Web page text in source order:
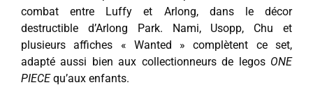
combat entre Luffy et Arlong, dans le décor
destructible d’Arlong Park. Nami, Usopp, Chu et
plusieurs affiches « Wanted » complètent ce set,
adapté aussi bien aux collectionneurs de legos ONE
PIECEqu’aux enfants.